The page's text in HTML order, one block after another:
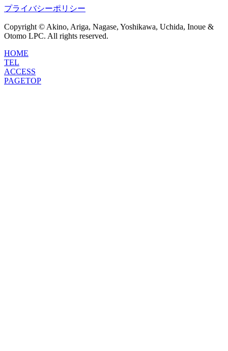
プライバシーポリシー
Copyright © Akino, Ariga, Nagase, Yoshikawa, Uchida, Inoue &
Otomo LPC. All rights reserved.
HOME
TEL
ACCESS
PAGETOP